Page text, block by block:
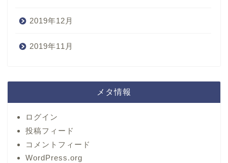
2019年12月
2019年11月
メタ情報
ログイン
投稿フィード
コメントフィード
WordPress.org